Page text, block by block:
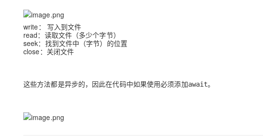
write： 写入到文件
read：读取文件（多少个字节）
seek：找到文件中（字节）的位置
close：关闭文件
这些方法都是异步的，因此在代码中如果使用必须添加await。